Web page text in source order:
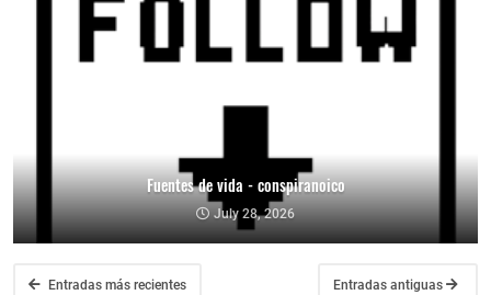
Fuentes de vida - conspiranoico
July 28, 2026
Entradas más recientes Entradas antiguas